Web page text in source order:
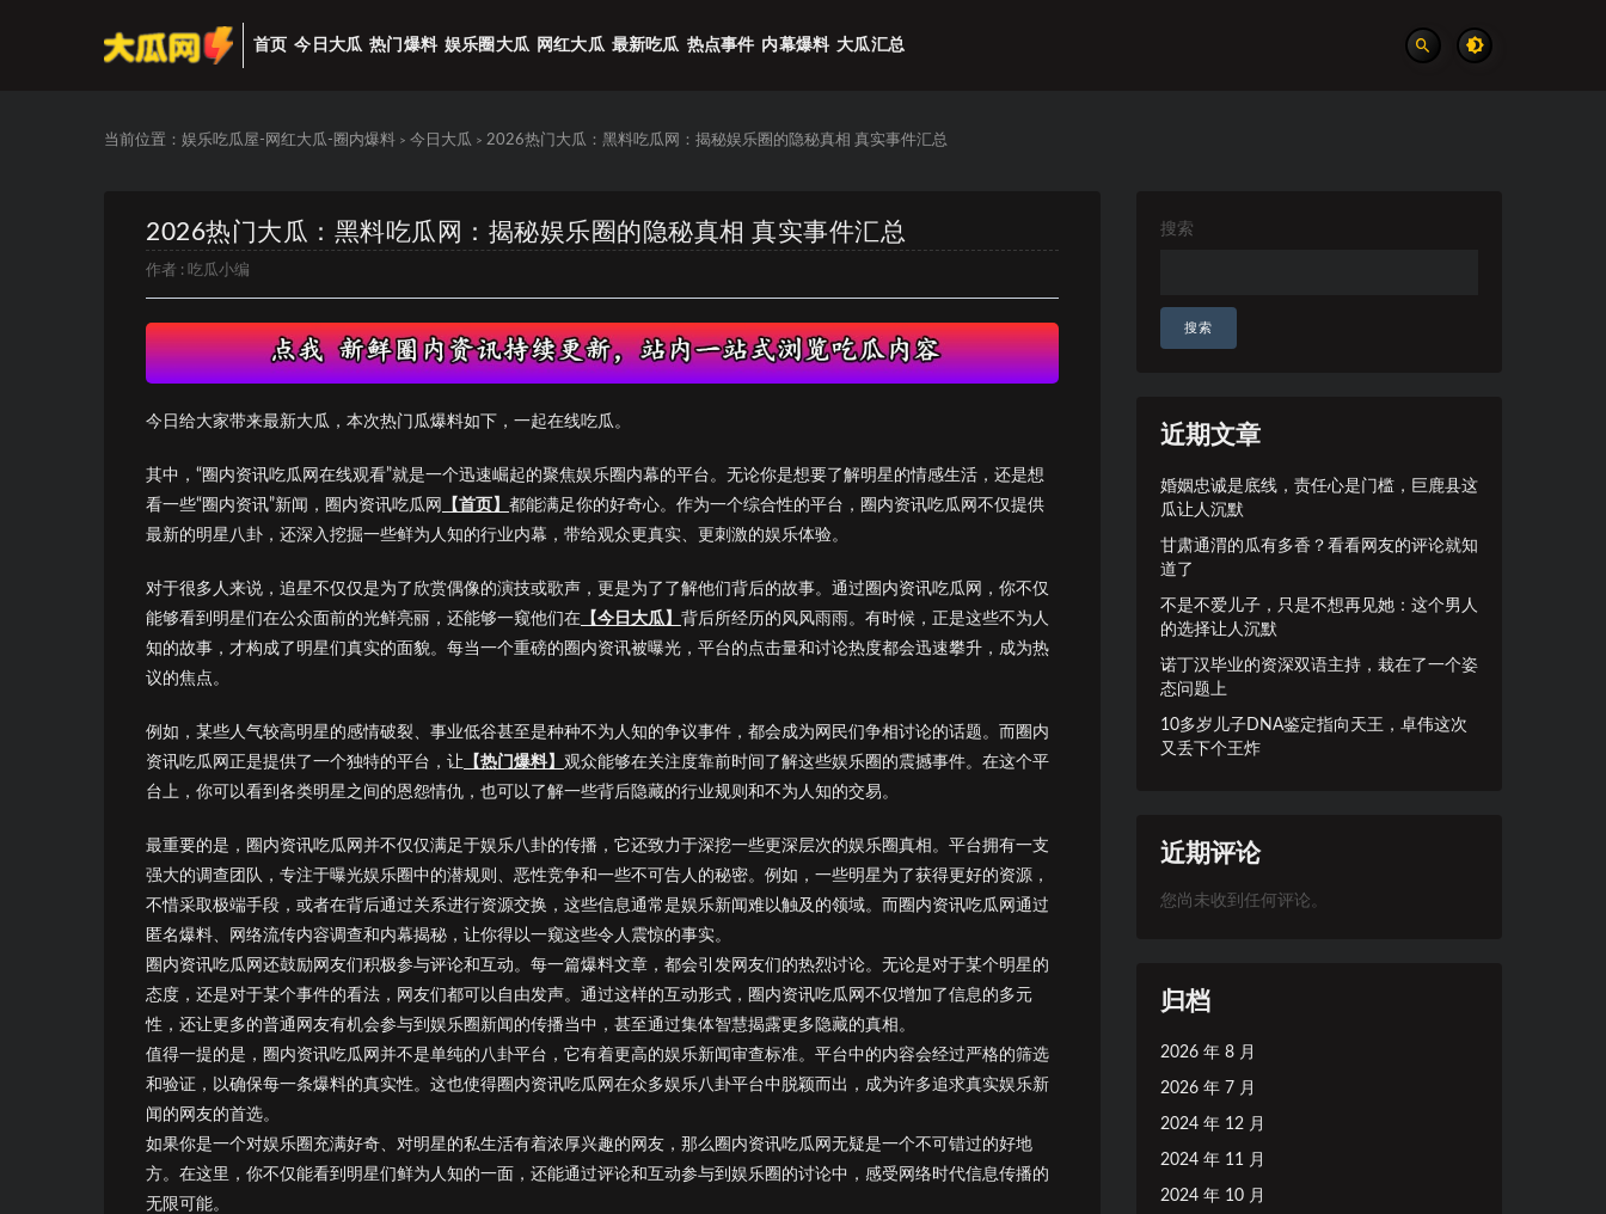
首页 今日大瓜 热门爆料 娱乐圈大瓜 网红大瓜 最新吃瓜 热点事件 内幕爆料 大瓜汇总
当前位置： 娱乐吃瓜屋-网红大瓜-圈内爆料 > 今日大瓜 > 2026热门大瓜：黑料吃瓜网：揭秘娱乐圈的隐秘真相 真实事件汇总
2026热门大瓜：黑料吃瓜网：揭秘娱乐圈的隐秘真相 真实事件汇总
作者 : 吃瓜小编
今日给大家带来最新大瓜，本次热门瓜爆料如下，一起在线吃瓜。
其中，“圈内资讯吃瓜网在线观看”就是一个迅速崛起的聚焦娱乐圈内幕的平台。无论你是想要了解明星的情感生活，还是想
看一些“圈内资讯”新闻，圈内资讯吃瓜网
【首页】 都能满足你的好奇心。作为一个综合性的平台，圈内资讯吃瓜网不仅提供
最新的明星八卦，还深入挖掘一些鲜为人知的行业内幕，带给观众更真实、更刺激的娱乐体验。
对于很多人来说，追星不仅仅是为了欣赏偶像的演技或歌声，更是为了了解他们背后的故事。通过圈内资讯吃瓜网，你不仅
能够看到明星们在公众面前的光鲜亮丽，还能够一窥他们在 【今日大瓜】 背后所经历的风风雨雨。有时候，正是这些不为人
知的故事，才构成了明星们真实的面貌。每当一个重磅的圈内资讯被曝光，平台的点击量和讨论热度都会迅速攀升，成为热
议的焦点。
例如，某些人气较高明星的感情破裂、事业低谷甚至是种种不为人知的争议事件，都会成为网民们争相讨论的话题。而圈内
资讯吃瓜网正是提供了一个独特的平台，让 【热门爆料】 观众能够在关注度靠前时间了解这些娱乐圈的震撼事件。在这个平
台上，你可以看到各类明星之间的恩怨情仇，也可以了解一些背后隐藏的行业规则和不为人知的交易。
最重要的是，圈内资讯吃瓜网并不仅仅满足于娱乐八卦的传播，它还致力于深挖一些更深层次的娱乐圈真相。平台拥有一支
强大的调查团队，专注于曝光娱乐圈中的潜规则、恶性竞争和一些不可告人的秘密。例如，一些明星为了获得更好的资源，
不惜采取极端手段，或者在背后通过关系进行资源交换，这些信息通常是娱乐新闻难以触及的领域。而圈内资讯吃瓜网通过
匿名爆料、网络流传内容调查和内幕揭秘，让你得以一窥这些令人震惊的事实。
圈内资讯吃瓜网还鼓励网友们积极参与评论和互动。每一篇爆料文章，都会引发网友们的热烈讨论。无论是对于某个明星的
态度，还是对于某个事件的看法，网友们都可以自由发声。通过这样的互动形式，圈内资讯吃瓜网不仅增加了信息的多元
性，还让更多的普通网友有机会参与到娱乐圈新闻的传播当中，甚至通过集体智慧揭露更多隐藏的真相。
值得一提的是，圈内资讯吃瓜网并不是单纯的八卦平台，它有着更高的娱乐新闻审查标准。平台中的内容会经过严格的筛选
和验证，以确保每一条爆料的真实性。这也使得圈内资讯吃瓜网在众多娱乐八卦平台中脱颖而出，成为许多追求真实娱乐新
闻的网友的首选。
如果你是一个对娱乐圈充满好奇、对明星的私生活有着浓厚兴趣的网友，那么圈内资讯吃瓜网无疑是一个不可错过的好地
方。在这里，你不仅能看到明星们鲜为人知的一面，还能通过评论和互动参与到娱乐圈的讨论中，感受网络时代信息传播的
无限可能。
搜索
搜索
近期文章
婚姻忠诚是底线，责任心是门槛，巨鹿县这
瓜让人沉默
甘肃通渭的瓜有多香？看看网友的评论就知
道了
不是不爱儿子，只是不想再见她：这个男人
的选择让人沉默
诺丁汉毕业的资深双语主持，栽在了一个姿
态问题上
10多岁儿子DNA鉴定指向天王，卓伟这次
又丢下个王炸
近期评论
您尚未收到任何评论。
归档
2026 年 8 月
2026 年 7 月
2024 年 12 月
2024 年 11 月
2024 年 10 月